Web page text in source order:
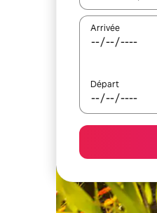
Arrivée
Départ